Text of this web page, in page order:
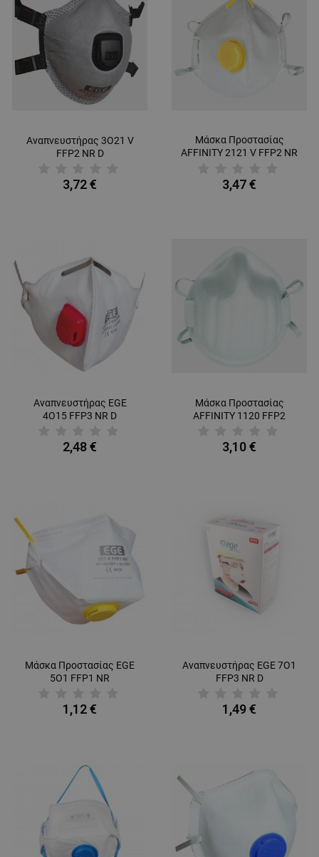
Αναπνευστήρας 3О21 V
FFP2 NR D
3,72 €
Μάσκα Προστασίας
AFFINITY 2121 V FFP2 NR
3,47 €
Αναπνευστήρας EGE
4О15 FFP3 NR D
2,48 €
Μάσκα Προστασίας
AFFINITY 1120 FFP2
3,10 €
Μάσκα Προστασίας EGE
5О1 FFP1 NR
1,12 €
Αναπνευστήρας EGE 7О1
FFP3 NR D
1,49 €